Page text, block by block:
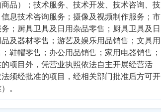
品）；技术服务、技术开发、技术咨询、技
息技术咨询服务；摄像及视频制作服务；市
；厨具卫具及日用杂品零售；厨具卫具及日
及器材零售；游艺及娱乐用品销售；文具用
鞋帽零售；办公用品销售；家用电器销售；
项目外，凭营业执照依法自主开展经营活
须经批准的项目，经相关部门批准后方可开
。